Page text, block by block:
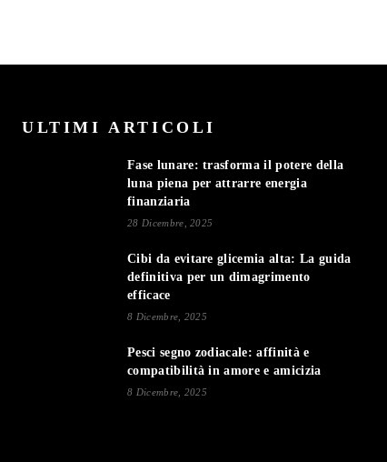
ULTIMI ARTICOLI
Fase lunare: trasforma il potere della
luna piena per attrarre energia
finanziaria
28 Dicembre, 2025
Cibi da evitare glicemia alta: La guida
definitiva per un dimagrimento
efficace
8 Dicembre, 2025
Pesci segno zodiacale: affinità e
compatibilità in amore e amicizia
8 Dicembre, 2025